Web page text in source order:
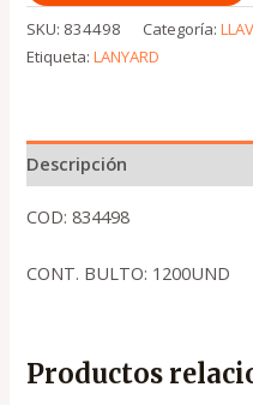
SKU: 834498 Categoría:
Etiqueta:LANYARD
Descripción
COD: 834498
CONT. BULTO: 1200UND
Productos